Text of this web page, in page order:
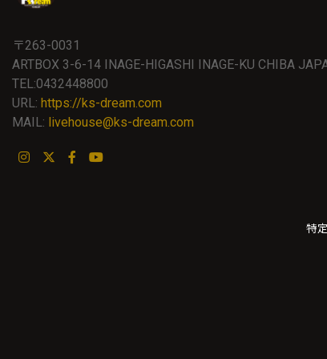
〒263-0031
ARTBOX 3-6-14 INAGE-HIGASHI INAGE-KU CHIBA
TEL:0432448800
URL: https://ks-dream.com
MAIL: livehouse@ks-dream.com
特